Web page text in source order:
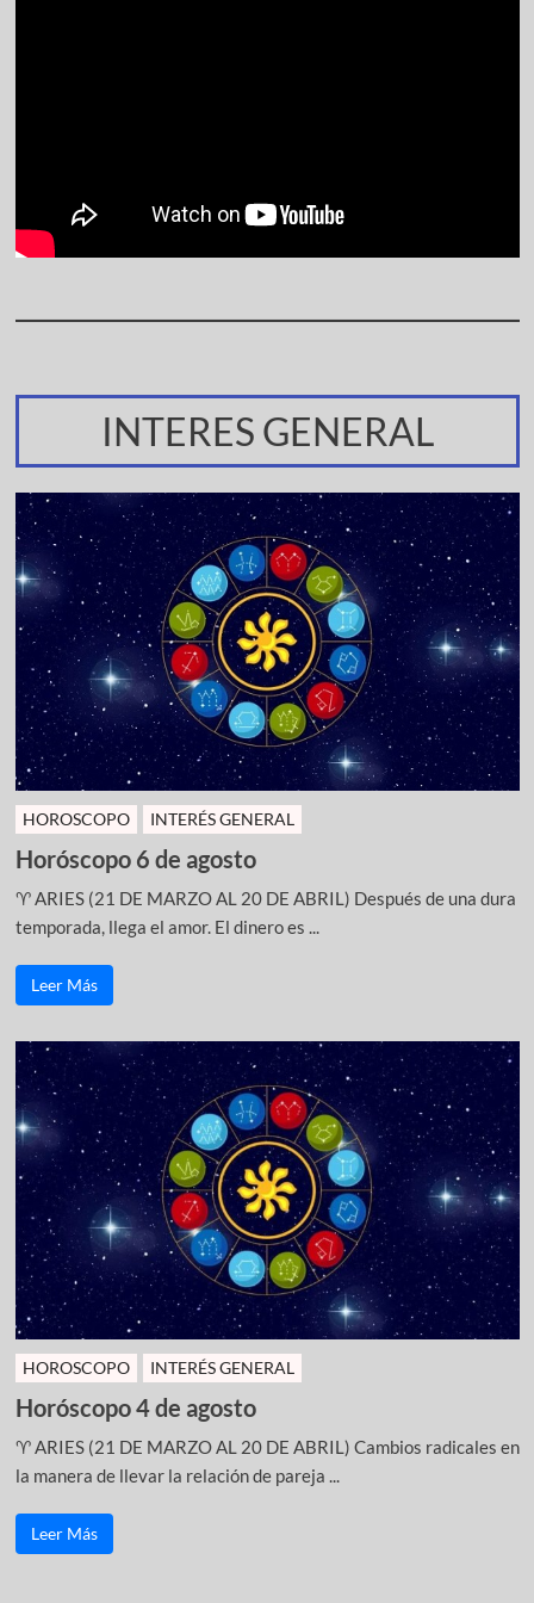
INTERES GENERAL
HOROSCOPO INTERÉS GENERAL
Horóscopo 6 de agosto
♈ ARIES (21 DE MARZO AL 20 DE ABRIL) Después de una dura
temporada, llega el amor. El dinero es ...
Leer Más
HOROSCOPO INTERÉS GENERAL
Horóscopo 4 de agosto
♈ ARIES (21 DE MARZO AL 20 DE ABRIL) Cambios radicales en
la manera de llevar la relación de pareja ...
Leer Más